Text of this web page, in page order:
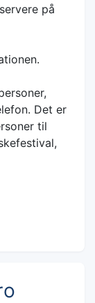
på
Det er
til